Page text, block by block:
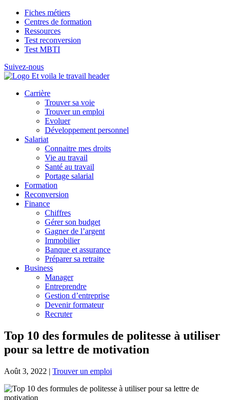
Fiches métiers
Centres de formation
Ressources
Test reconversion
Test MBTI
Suivez-nous
Carrière
Trouver sa voie
Trouver un emploi
Evoluer
Développement personnel
Salariat
Connaitre mes droits
Vie au travail
Santé au travail
Portage salarial
Formation
Reconversion
Finance
Chiffres
Gérer son budget
Gagner de l’argent
Immobilier
Banque et assurance
Préparer sa retraite
Business
Manager
Entreprendre
Gestion d’entreprise
Devenir formateur
Recruter
Top 10 des formules de politesse à utiliser
pour sa lettre de motivation
Août 3, 2022 | Trouver un emploi